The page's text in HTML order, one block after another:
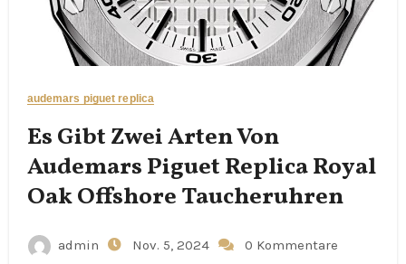
audemars piguet replica
Es Gibt Zwei Arten Von
Audemars Piguet Replica Royal
Oak Offshore Taucheruhren
admin Nov. 5, 2024 0 Kommentare